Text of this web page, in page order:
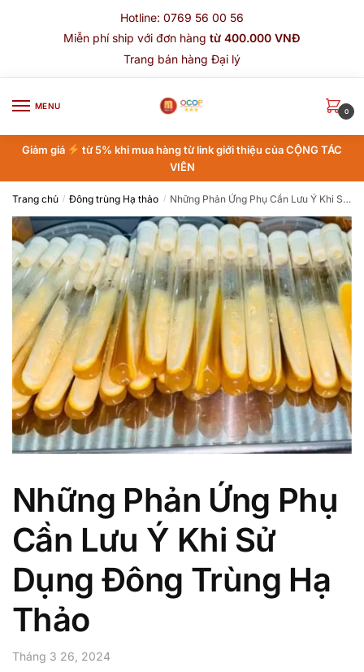
Hotline: 0769 56 00 56
Miễn phí ship với đơn hàng từ 400.000 VNĐ
Trang bán hàng Đại lý
MENU
0
Giảm giá
từ 5% khi mua hàng từ link giới thiệu của CỘNG TÁC
VIÊN
Trang chủ / Đông trùng Hạ thảo / Những Phản Ứng Phụ Cần Lưu Ý Khi Sử Dụng Đông Trùng Hạ Thảo
Những Phản Ứng Phụ
Cần Lưu Ý Khi Sử
Dụng Đông Trùng Hạ
Thảo
Tháng 3 26, 2024